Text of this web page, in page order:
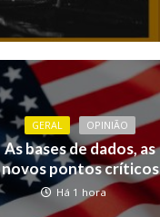
GERAL OPINIÃO
As bases de dados, as
novos pontos críticos
Há 1 hora